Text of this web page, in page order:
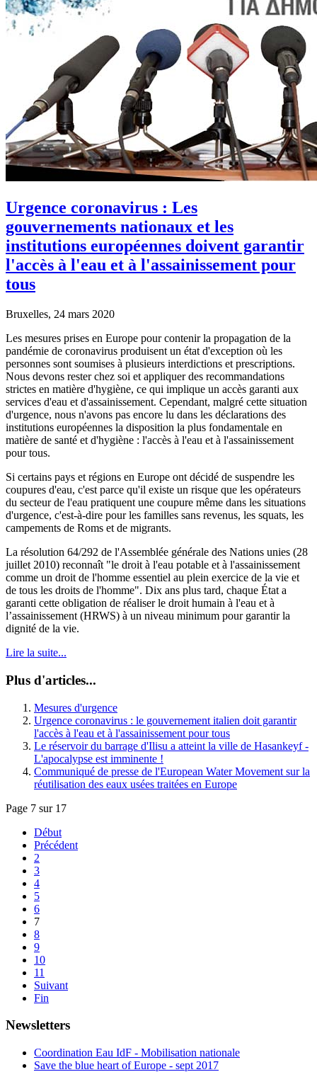
Urgence coronavirus : Les
gouvernements nationaux et les
institutions européennes doivent garantir
l'accès à l'eau et à l'assainissement pour
tous
Bruxelles, 24 mars 2020
Les mesures prises en Europe pour contenir la propagation de la
pandémie de coronavirus produisent un état d'exception où les
personnes sont soumises à plusieurs interdictions et prescriptions.
Nous devons rester chez soi et appliquer des recommandations
strictes en matière d'hygiène, ce qui implique un accès garanti aux
services d'eau et d'assainissement. Cependant, malgré cette situation
d'urgence, nous n'avons pas encore lu dans les déclarations des
institutions européennes la disposition la plus fondamentale en
matière de santé et d'hygiène : l'accès à l'eau et à l'assainissement
pour tous.
Si certains pays et régions en Europe ont décidé de suspendre les
coupures d'eau, c'est parce qu'il existe un risque que les opérateurs
du secteur de l'eau pratiquent une coupure même dans les situations
d'urgence, c'est-à-dire pour les familles sans revenus, les squats, les
campements de Roms et de migrants.
La résolution 64/292 de l'Assemblée générale des Nations unies (28
juillet 2010) reconnaît "le droit à l'eau potable et à l'assainissement
comme un droit de l'homme essentiel au plein exercice de la vie et
de tous les droits de l'homme". Dix ans plus tard, chaque État a
garanti cette obligation de réaliser le droit humain à l'eau et à
l’assainissement (HRWS) à un niveau minimum pour garantir la
dignité de la vie.
Lire la suite...
Plus d'articles...
Mesures d'urgence
Urgence coronavirus : le gouvernement italien doit garantir
l'accès à l'eau et à l'assainissement pour tous
Le réservoir du barrage d'Ilisu a atteint la ville de Hasankeyf -
L'apocalypse est imminente !
Communiqué de presse de l'European Water Movement sur la
réutilisation des eaux usées traitées en Europe
Page 7 sur 17
Début
Précédent
2
3
4
5
6
7
8
9
10
11
Suivant
Fin
Newsletters
Coordination Eau IdF - Mobilisation nationale
Save the blue heart of Europe - sept 2017